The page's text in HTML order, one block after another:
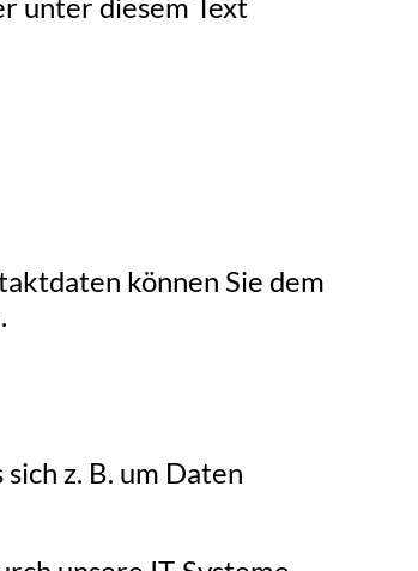
können Sie dem
z. B. um Daten